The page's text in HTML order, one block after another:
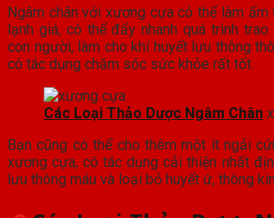
Ngâm chân với xương cựa có thể làm ấm
lạnh giá, có thể đẩy nhanh quá trình
con người, làm cho khí huyết lưu thông
có tác dụng chăm sóc sức khỏe rất tốt.
Các Loại Thảo Dược Ngâm Chân
Bạn cũng có thể cho thêm một ít ngải
xương cựa, có tác dụng cải thiện nhất
lưu thông máu và loại bỏ huyết ứ, thông